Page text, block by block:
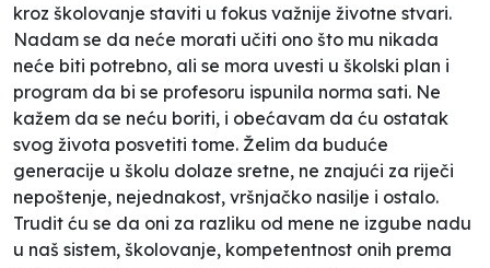
kroz školovanje staviti u fokus važnije životne stvari.
Nadam se da neće morati učiti ono što mu nikada
neće biti potrebno, ali se mora uvesti u školski plan i
program da bi se profesoru ispunila norma sati. Ne
kažem da se neću boriti, i obećavam da ću ostatak
svog života posvetiti tome. Želim da buduće
generacije u školu dolaze sretne, ne znajući za riječi
nepoštenje, nejednakost, vršnjačko nasilje i ostalo.
Trudit ću se da oni za razliku od mene ne izgube nadu
u naš sistem, školovanje, kompetentnost onih prema